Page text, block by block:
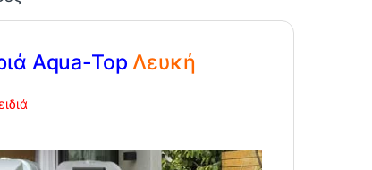
Aqua-Top Λευκή